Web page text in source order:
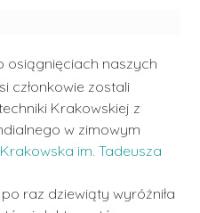
osiągnięciach naszych
członkowie zostali
Krakowskiej z
w zimowym
im. Tadeusza
raz dziewiąty wyróżniła